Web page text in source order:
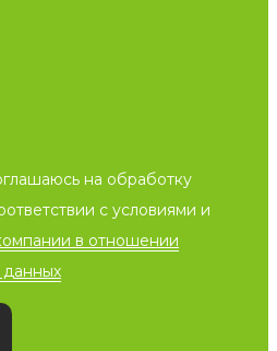
на обработку
с условиями и
в отношении
данных